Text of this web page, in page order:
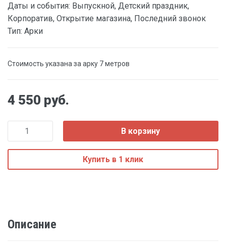
Даты и события: Выпускной, Детский праздник,
Корпоратив, Открытие магазина, Последний звонок
Тип: Арки
Стоимость указана за арку 7 метров
4 550 руб.
В корзину
Купить в 1 клик
Описание